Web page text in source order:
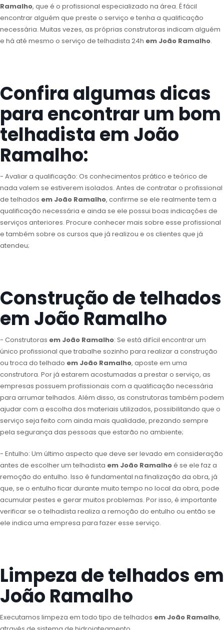
Ramalho, que é o profissional especializado na área. É fácil
encontrar alguém que preste o serviço e tenha a qualificação
necessária. Muitas vezes, as próprias construtoras indicam alguém
e há até mesmo o serviço de telhadista 24h em João Ramalho.
Confira algumas dicas
para encontrar um bom
telhadista em João
Ramalho:
- Avaliar a qualificação: Os conhecimentos prático e teórico de
nada valem se estiverem isolados. Antes de contratar o profissional
de telhados em João Ramalho, confirme se ele realmente tem a
qualificação necessária e ainda se ele possui boas indicações de
serviços anteriores. Procure conhecer mais sobre esse profissional
e também sobre os cursos que já realizou e os clientes que já
atendeu;
Construção de telhados
em João Ramalho
- Construtoras em João Ramalho: Se está difícil encontrar um
único profissional que trabalhe sozinho para realizar a construção
ou troca do telhado em João Ramalho, aposte em uma
construtora. Por já estarem acostumadas a prestar o serviço, as
empresas possuem profissionais com a qualificação necessária
para arrumar telhados. Além disso, as construtoras também podem
ajudar com a escolha dos materiais utilizados, possibilitando que o
serviço seja feito com ainda mais qualidade, prezando sempre
pela segurança das pessoas que estarão no ambiente;
- Entulho: Um último aspecto que deve ser levado em consideração
antes de escolher um telhadista em João Ramalhoé se ele faz a
remoção do entulho. Isso é fundamental na finalização da obra, já
que, se o entulho ficar durante muito tempo no local da obra, pode
acumular pestes e gerar muitos problemas. Por isso, é importante
verificar se o telhadista realiza a remoção do entulho ou então se
ele indica uma empresa para fazer esse serviço.
Limpeza de telhados em
João Ramalho
Executamos limpeza em todo tipo de telhados em João Ramalho,